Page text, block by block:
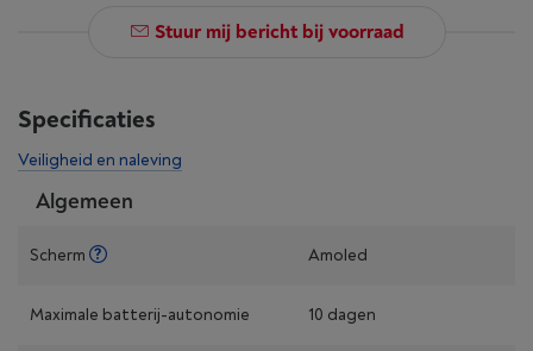
Stuur mij bericht bij voorraad
Specificaties
Veiligheid en naleving
Algemeen
Scherm Amoled
Maximale batterij-autonomie 10 dagen